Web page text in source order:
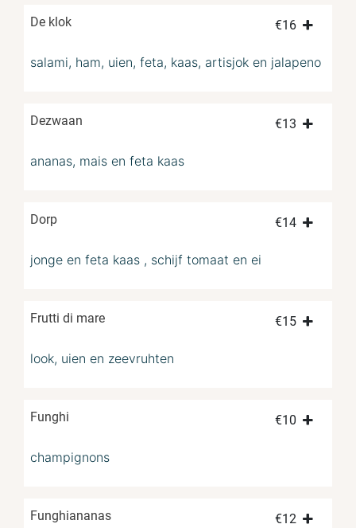
De klok €16
salami, ham, uien, feta, kaas, artisjok en jalapeno
Dezwaan €13
ananas, mais en feta kaas
Dorp €14
jonge en feta kaas , schijf tomaat en ei
Frutti di mare €15
look, uien en zeevruhten
Funghi €10
champignons
Funghiananas €12